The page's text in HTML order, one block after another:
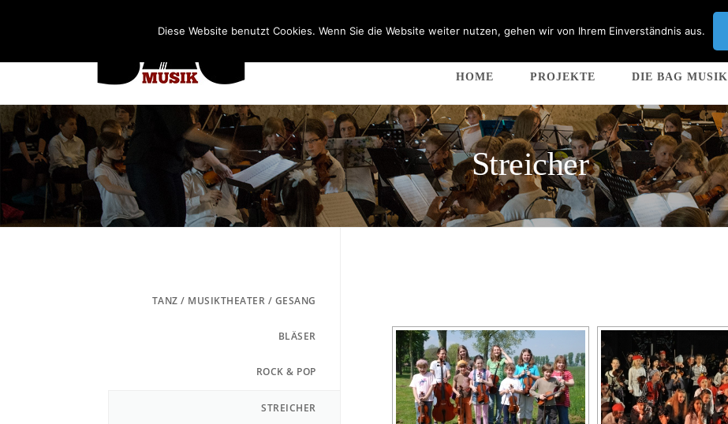
HOME PROJEKTE DIE BAG MUSIK
Streicher
TANZ / MUSIKTHEATER / GESANG
BLÄSER
ROCK & POP
STREICHER
Diese Website benutzt Cookies. Wenn Sie die Website weiter nutzen, gehen wir von Ihrem Einverständnis aus.